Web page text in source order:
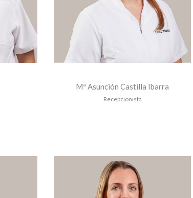
Mª Asunción Castilla Ibarra
Recepcionista